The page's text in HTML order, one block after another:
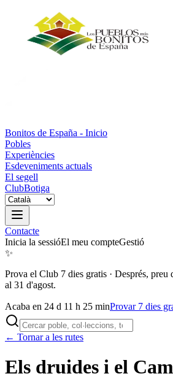
Bonitos de España - Inicio
Pobles
Experiències
Esdeveniments actuals
El segell
ClubBotiga
Contacte
Inicia la sessióEl meu compteGestió
✨
Prova el Club 7 dies gratis · Després, preu
al 31 d'agost.
Acaba en 24 d 11 h 25 minProvar 7 dies
← Tornar a les rutes
Els druides i el